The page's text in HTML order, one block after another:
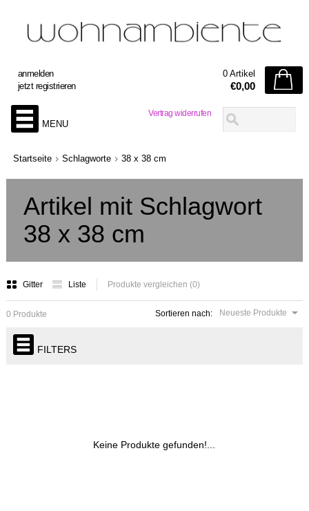
Vertrag widerrufen
anmelden
jetzt registrieren
0 Artikel
€0,00
MENU
Startseite Schlagworte 38 x 38 cm
Artikel mit Schlagwort
38 x 38 cm
Gitter Liste Produkte vergleichen (0)
Sortieren nach: Neueste Produkte
0 Produkte
FILTERS
Keine Produkte gefunden!...